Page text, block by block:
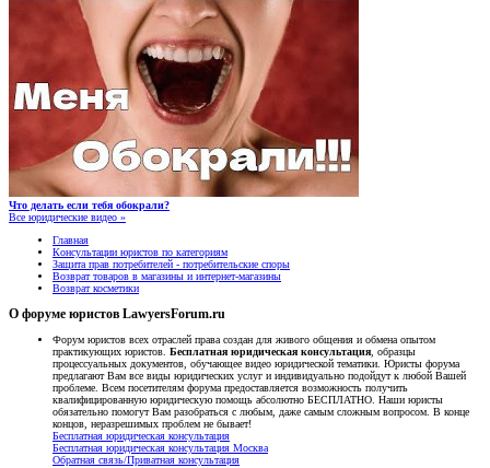
Что делать если тебя обокрали?
Все юридические видео »
Главная
Консультации юристов по категориям
Защита прав потребителей - потребительские споры
Возврат товаров в магазины и интернет-магазины
Возврат косметики
О форуме юристов LawyersForum.ru
Форум юристов всех отраслей права создан для живого общения и обмена опытом
практикующих юристов. Бесплатная юридическая консультация, образцы
процессуальных документов, обучающее видео юридической тематики. Юристы форума
предлагают Вам все виды юридических услуг и индивидуально подойдут к любой Вашей
проблеме. Всем посетителям форума предоставляется возможность получить
квалифицированную юридическую помощь абсолютно БЕСПЛАТНО. Наши юристы
обязательно помогут Вам разобраться с любым, даже самым сложным вопросом. В конце
концов, неразрешимых проблем не бывает!
Бесплатная юридическая консультация
Бесплатная юридическая консультация Москва
Обратная связь/Приватная консультация